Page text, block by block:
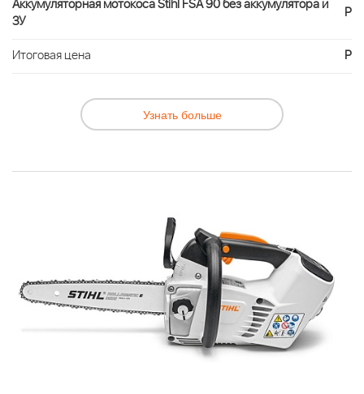
Аккумуляторная мотокоса Stihl FSA 90 без аккумулятора и
ЗУ
Р
Итоговая цена Р
Узнать больше